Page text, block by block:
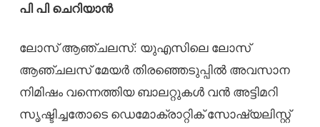
പി പി ചെറിയാൻ
ലോസ് ആഞ്ചലസ്: യുഎസിലെ ലോസ്
ആഞ്ചലസ് മേയർ തിരഞ്ഞെടുപ്പിൽ അവസാന
നിമിഷം വന്നെത്തിയ ബാലറ്റുകൾ വൻ അട്ടിമറി
സൃഷ്ടിച്ചതോടെ ഡെമോക്രാറ്റിക് സോഷ്യലിസ്റ്റ്